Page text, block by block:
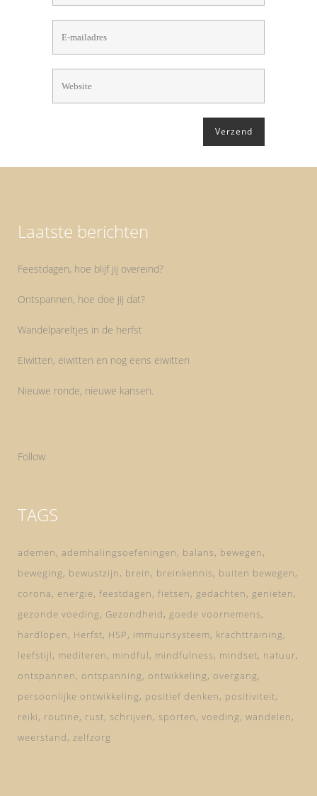
Laatste berichten
Feestdagen, hoe blijf jij overeind?
Ontspannen, hoe doe jij dat?
Wandelpareltjes in de herfst
Eiwitten, eiwitten en nog eens eiwitten
Nieuwe ronde, nieuwe kansen.
Follow
TAGS
ademen ademhalingsoefeningen balans bewegen
beweging
bewustzijn brein breinkennis buiten bewegen
corona
energie feestdagen fietsen gedachten
genieten
gezonde voeding
Gezondheid
goede voornemens
hardlopen
Herfst HSP immuunsysteem krachttraining
leefstijl
mediteren mindful mindfulness mindset natuur
ontspannen
ontspanning ontwikkeling
overgang
persoonlijke ontwikkeling
positief denken
positiviteit
reiki
routine rust schrijven sporten voeding wandelen
weerstand zelfzorg